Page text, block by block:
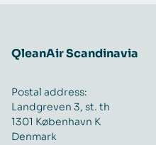
QleanAir Scandinavia
Postal address:
Landgreven 3, st. th
1301 København K
Denmark